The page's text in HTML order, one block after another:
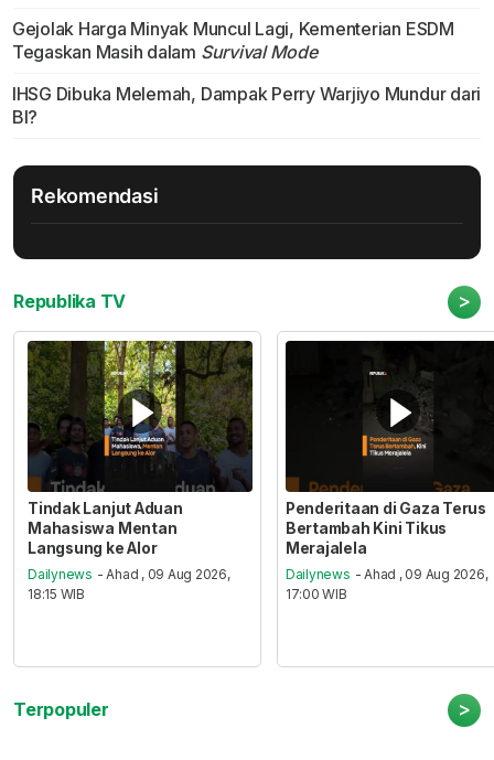
Gejolak Harga Minyak Muncul Lagi, Kementerian ESDM
Tegaskan Masih dalam Survival Mode
IHSG Dibuka Melemah, Dampak Perry Warjiyo Mundur dari
BI?
Rekomendasi
Republika TV >
Tindak Lanjut Aduan
Mahasiswa Mentan
Langsung ke Alor
Dailynews - Ahad , 09 Aug 2026,
18:15 WIB
Penderitaan di Gaza Terus
Bertambah Kini Tikus
Merajalela
Dailynews - Ahad , 09 Aug 2026,
17:00 WIB
Terpopuler >